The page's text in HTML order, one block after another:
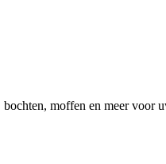
bochten, moffen en meer